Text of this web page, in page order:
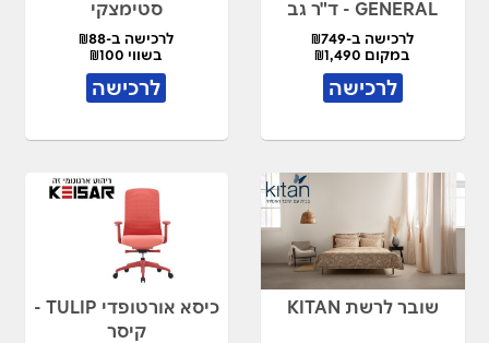
GENERAL - ד"ר גב
לרכישה ב-₪749
במקום ₪1,490
לרכישה
סטימצקי
לרכישה ב-₪88
בשווי ₪100
לרכישה
שובר לרשת KITAN
כיסא אורטופדי TULIP -
קיסר